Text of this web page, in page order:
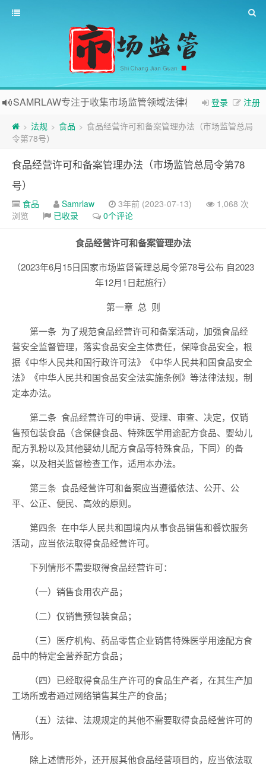
登录 注册
SAMRLAW专注于收集市场监管领域法律相关内容
> 法规 > 食品 > 食品经营许可和备案管理办法（市场监管总局
令第78号）
食品经营许可和备案管理办法（市场监管总局令第78
号）
食品 Samrlaw 3年前 (2023-07-13)
1,068 次
浏览
已收录 0个评论
食品经营许可和备案管理办法
（2023年6月15日国家市场监督管理总局令第78号公布 自2023
年12月1日起施行）
第一章 总 则
第一条 为了规范食品经营许可和备案活动，加强食品经
营安全监督管理， 落实食品安全主体责任， 保障食品安全，根
据《中华人民共和国行政许可法》《中华人民共和国食品安全
法》《中华人民共和国食品安全法实施条例》等法律法规，制
定本办法。
第二条 食品经营许可的申请、受理、审查、决定，仅销
售预包装食品 （含保健食品、特殊医学用途配方食品、婴幼儿
配方乳粉以及其他婴幼儿配方食品等特殊食品，下同） 的备
案，以及相关监督检查工作，适用本办法。
第三条 食品经营许可和备案应当遵循依法、公开、公
平、公正、便民、高效的原则。
第四条 在中华人民共和国境内从事食品销售和餐饮服务
活动，应当依法取得食品经营许可。
下列情形不需要取得食品经营许可：
（一）销售食用农产品；
（二）仅销售预包装食品；
（三）医疗机构、药品零售企业销售特殊医学用途配方食
品中的特定全营养配方食品；
（四） 已经取得食品生产许可的食品生产者，在其生产加
工场所或者通过网络销售其生产的食品；
（五）法律、法规规定的其他不需要取得食品经营许可的
情形。
除上述情形外，还开展其他食品经营项目的，应当依法取